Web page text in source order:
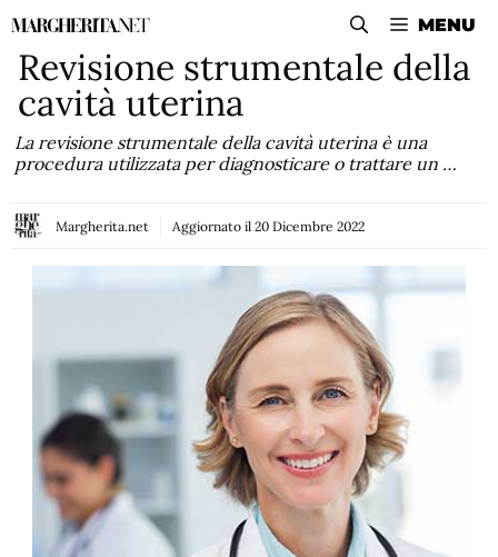
Vai
contenuto
MENU
Revisione strumentale della
cavità uterina
La revisione strumentale della cavità uterina è una
procedura utilizzata per diagnosticare o trattare un …
Margherita.net Aggiornato il 20 Dicembre 2022